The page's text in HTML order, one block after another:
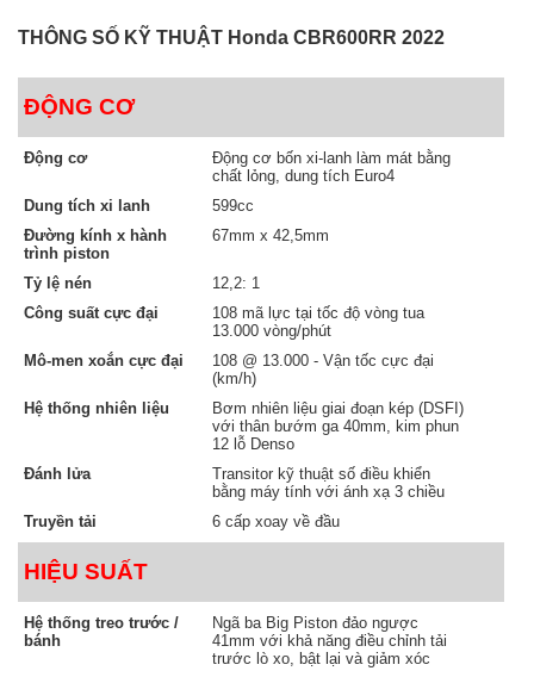
dõi - hãy sẵn sàng khám phá xem một chiếc siêu xe
600cc có thể tốt như thế nào.
TÍNH TOÁN MẶT MA SÁT PHANH
CBR600RR 2022 sử dụng kẹp phanh trước
monoblock gắn hướng tâm. Cấu trúc này làm cho
caliper cứng hơn, và điều đó có nghĩa là bạn có
cảm giác phanh tốt hơn để dừng tuyến tính, mạnh
mẽ hơn. Mỗi caliper cũng sử dụng bốn piston nhôm
mạ crôm để vận hành trơn tru, không ma sát.
THÔNG SỐ KỸ THUẬT Honda CBR600RR 2022
ĐỘNG CƠ
Động cơ
Động cơ bốn xi-lanh làm mát bằng
chất lỏng, dung tích Euro4
Dung tích xi lanh
599cc
Đường kính x hành
trình piston
67mm x 42,5mm
Tỷ lệ nén
12,2: 1
Công suất cực đại
108 mã lực tại tốc độ vòng tua
13.000 vòng/phút
Mô-men xoắn cực đại
108 @ 13.000 - Vận tốc cực đại
(km/h)
Hệ thống nhiên liệu
Bơm nhiên liệu giai đoạn kép (DSFI)
với thân bướm ga 40mm, kim phun
12 lỗ Denso
Đánh lửa
Transitor kỹ thuật số điều khiển
bằng máy tính với ánh xạ 3 chiều
Truyền tải
6 cấp xoay về đầu
HIỆU SUẤT
Hệ thống treo trước /
bánh
Ngã ba Big Piston đảo ngược
41mm với khả năng điều chỉnh tải
trước lò xo, bật lại và giảm xóc